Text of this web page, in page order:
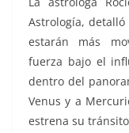
Astrología,
estarán más
fuerza bajo el
dentro del
Venus y a
estrena su